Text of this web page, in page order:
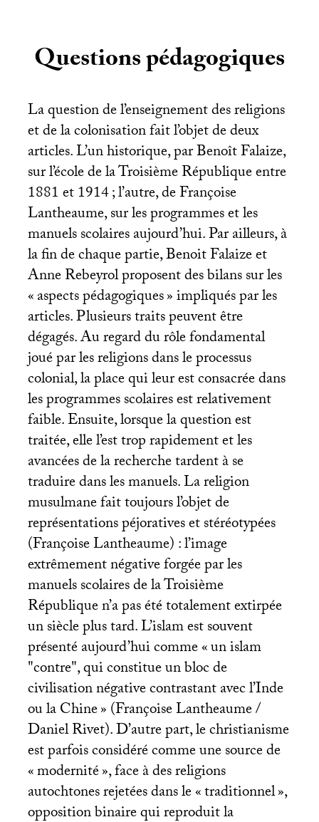
Questions pédagogiques
La question de l’enseignement des religions
et de la colonisation fait l’objet de deux
articles. L’un historique, par Benoît Falaize,
sur l’école de la Troisième République entre
1881 et 1914; l’autre, de Françoise
Lantheaume, sur les programmes et les
manuels scolaires aujourd’hui. Par ailleurs, à
la fin de chaque partie, Benoit Falaize et
Anne Rebeyrol proposent des bilans sur les
«aspects pédagogiques» impliqués par les
articles. Plusieurs traits peuvent être
dégagés. Au regard du rôle fondamental
joué par les religions dans le processus
colonial, la place qui leur est consacrée dans
les programmes scolaires est relativement
faible. Ensuite, lorsque la question est
traitée, elle l’est trop rapidement et les
avancées de la recherche tardent à se
traduire dans les manuels. La religion
musulmane fait toujours l’objet de
représentations péjoratives et stéréotypées
(Françoise Lantheaume) : l’image
extrêmement négative forgée par les
manuels scolaires de la Troisième
République n’a pas été totalement extirpée
un siècle plus tard. L’islam est souvent
présenté aujourd’hui comme «un islam
"contre", qui constitue un bloc de
civilisation négative contrastant avec l’Inde
ou la Chine» (Françoise Lantheaume /
Daniel Rivet). D’autre part, le christianisme
est parfois considéré comme une source de
«modernité», face à des religions
autochtones rejetées dans le «traditionnel»,
opposition binaire qui reproduit la